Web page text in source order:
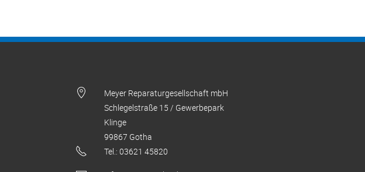
Meyer Reparaturgesellschaft mbH
Schlegelstraße 15 / Gewerbepark
Klinge
99867 Gotha
Tel.: 03621 45820